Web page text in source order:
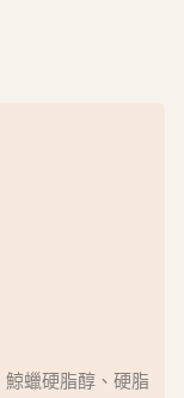
蠟硬脂醇、硬脂